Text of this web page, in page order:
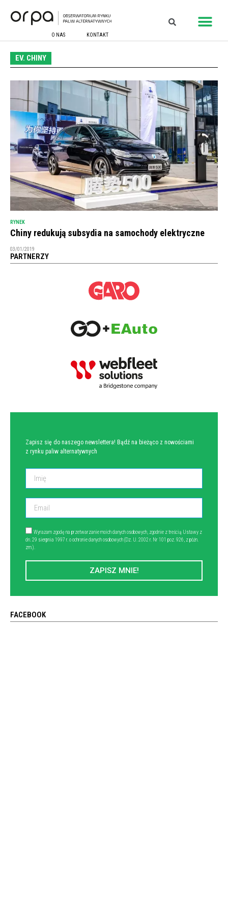
O NAS KONTAKT
EV. CHINY
RYNEK
Chiny redukują subsydia na samochody elektryczne
03/01/2019
PARTNERZY
Zapisz się do naszego newslettera! Bądź na bieżąco z nowościami
z rynku paliw alternatywnych
Wyrażam zgodę na przetwarzanie moich danych osobowych, zgodnie z treścią Ustawy z
dn. 29 sierpnia 1997 r. o ochronie danych osobowych (Dz. U. 2002 r. Nr 101 poz. 926, z późn.
zm.).
ZAPISZ MNIE!
FACEBOOK